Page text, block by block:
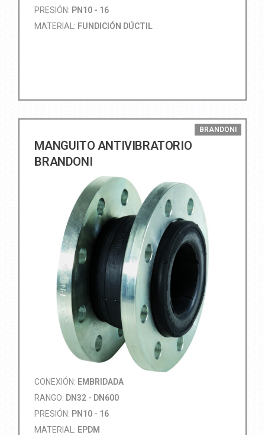
PRESIÓN: PN10 - 16
MATERIAL: FUNDICIÓN DÚCTIL
MANGUITO ANTIVIBRATORIO
BRANDONI
BRANDONI
CONEXIÓN: EMBRIDADA
RANGO: DN32 - DN600
PRESIÓN: PN10 - 16
MATERIAL: EPDM